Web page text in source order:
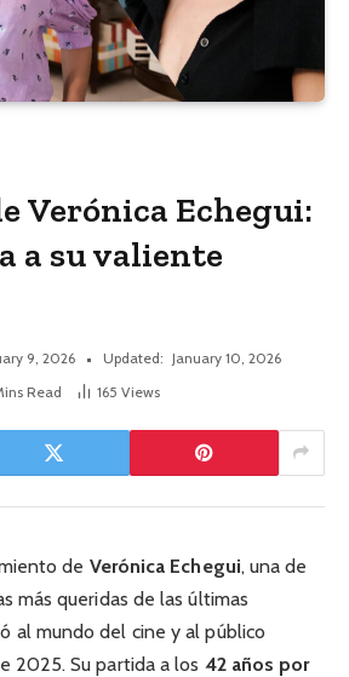
Verónica Echegui:
a su valiente
9, 2026 Updated: January 10, 2026
Read 165 Views
de Verónica Echegui, una de
más queridas de las últimas
al mundo del cine y al público
2025. Su partida a los 42 años por